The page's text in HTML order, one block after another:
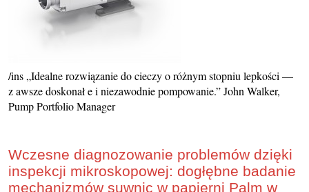
/ins „Idealne rozwiązanie do cieczy o różnym stopniu lepkości —
z awsze doskonał e i niezawodnie pompowanie.” John Walker,
Pump Portfolio Manager
Wczesne diagnozowanie problemów dzięki
inspekcji mikroskopowej: dogłębne badanie
mechanizmów suwnic w papierni Palm w